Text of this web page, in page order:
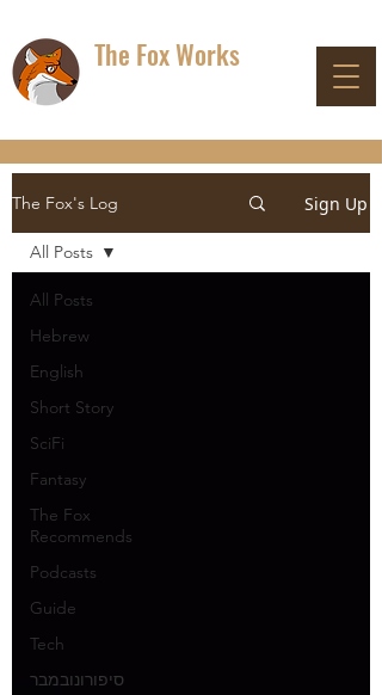
The Fox Works
The Fox's Log Sign Up
All Posts
Hebrew
English
Short Story
SciFi
Fantasy
The Fox
Recommends
Podcasts
Guide
Tech
סיפורונובמבר
All Posts